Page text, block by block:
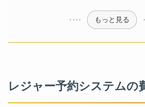
もっと見る
レジャー予約システムの